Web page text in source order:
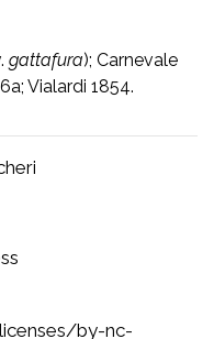
gattafura); Carnevale
Vialardi 1854.
by-nc-